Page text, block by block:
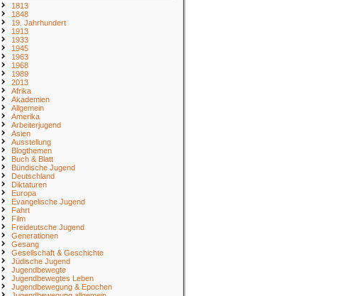
1813
1848
19. Jahrhundert
1913
1933
1945
1963
1968
1989
2013
Afrika
Akademien
Allgemein
Amerika
Arbeiterjugend
Asien
Ausstellung
Blogthemen
Buch & Blatt
Bündische Jugend
Deutschland
Diktaturen
Europa
Evangelische Jugend
Fahrt
Film
Freideutsche Jugend
Generationen
Gesang
Gesellschaft & Geschichte
Jüdische Jugend
Jugendbewegte
Jugendbewegtes Leben
Jugendbewegung & Epochen